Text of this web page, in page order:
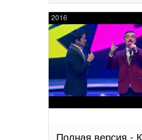
2016
Полная версия -